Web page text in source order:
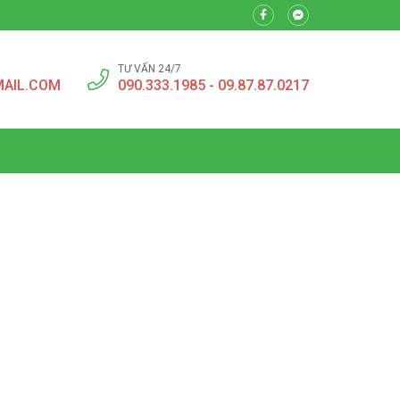
TƯ VẤN 24/7
090.333.1985 - 09.87.87.0217